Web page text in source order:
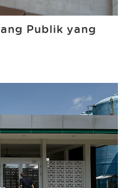
Publik yang